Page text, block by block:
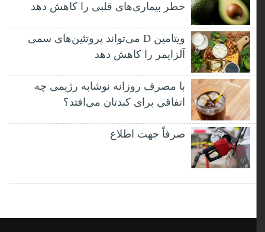
خطر بیماری‌های قلبی را کاهش دهد
ویتامین D می‌تواند پروتئین‌های سمی
آلزایمر را کاهش دهد
با مصرف روزانه نوشابه رژیمی چه
اتفاقی برای کبدتان می‌افتد؟
صرفاً جهت اطلاع